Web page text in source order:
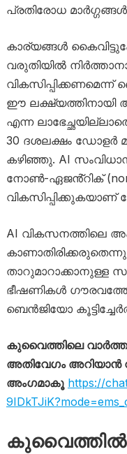
പ്രതിരോധ
കാര്യങ്ങൾ
വരുതിയിൽ
ഈ ലക്ഷ്യത്തിനായി
എന്ന
30 ദശലക്ഷം ഡോളർ
കഴിഞ്ഞു. AI
നോൺ-ഏജൻ്റിക് (non-
AI വികസനത്തിലെ
താറുമാറാക്കാനുള്ള
ഭീഷണികൾ
ബെൻജിയോ
കുവൈത്തിലെ
അതിവേഗം അറിയാൻ
അംഗമാകൂ https://
കുവൈത്തിൽ